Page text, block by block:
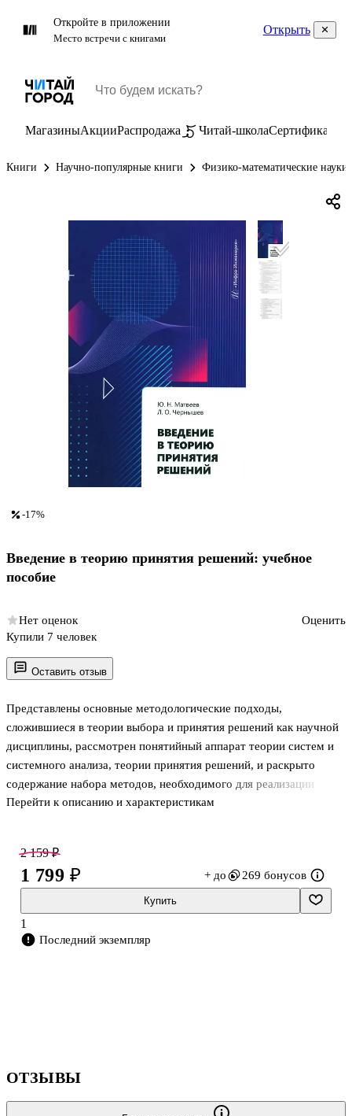
Откройте в приложении
Место встречи с книгами
Открыть
МагазиныАкцииРаспродажа Читай-школаСертификаты
Книги Научно-популярные книги Физико-математические науки
Оставить отзыв
Представлены основные методологические подходы,
сложившиеся в теории выбора и принятия решений как научной
дисциплины, рассмотрен понятийный аппарат теории систем и
системного анализа, теории принятия решений, и раскрыто
содержание набора методов, необходимого для реализации
процедур оптимального и рационального индивидуального
выбора. Большое количество примеров поясняют теоретические
положения. Пособие предназначено для студентов вузов,
изучающих курс «Теория принятия решений». Может быть
полезно аспирантам, а также преподавателям и научным
работникам.
Перейти к описанию и характеристикам
-17%
Введение в теорию принятия решений: учебное
пособие
Нет оценок
Оценить
Купили 7 человек
2 159 ₽
1 799 ₽ + до 269 бонусов
Купить
1
Последний экземпляр
ОТЗЫВЫ